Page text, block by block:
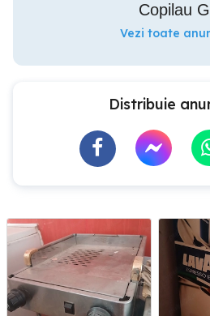
Copilau
Vezi toate
Distribuie